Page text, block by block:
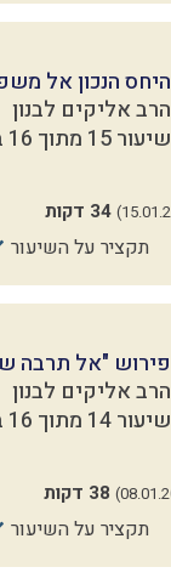
היחס הנכון אל
הרב אליקים לבנון
שיעור 15 מתוך 16 בסדרת
34 דקות
תקציר על השיעור
פירוש "אל תרבה
הרב אליקים לבנון
שיעור 14 מתוך 16 בסדרת
38 דקות
תקציר על השיעור